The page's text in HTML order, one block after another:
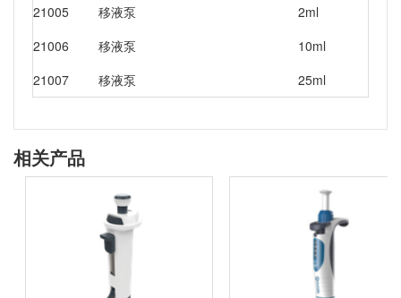
21005
移液泵
2ml
21006
移液泵
10ml
21007
移液泵 25ml
相关产品